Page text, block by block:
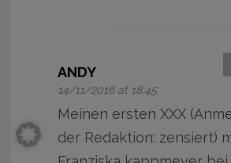
ANDY
14/11/2016 at 18:45
Meinen ersten XXX
der Redaktion: zensiert)